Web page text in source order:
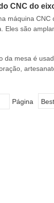
CNC do
máquina
são
da mesa é
Página